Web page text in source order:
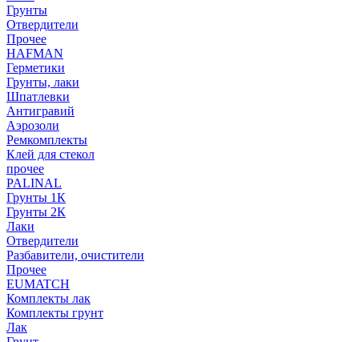
Грунты
Отвердители
Прочее
HAFMAN
Герметики
Грунты, лаки
Шпатлевки
Антигравий
Аэрозоли
Ремкомплекты
Клей для стекол
прочее
PALINAL
Грунты 1К
Грунты 2К
Лаки
Отвердители
Разбавители, очистители
Прочее
EUMATCH
Комплекты лак
Комплекты грунт
Лак